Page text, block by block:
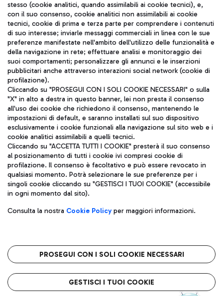
TRAVEL JOURNAL
ITA
Aeroporti di Roma S.p.A. - Società soggetta a direzione e
coordinamento di Mundys S.p.A.
Codice fiscale e Registro delle Imprese di Roma 13032990155 P.
IVA 06572251004
Capitale sociale 62.224.743,00 int. vers.
Sede legale: Via Pier Paolo Racchetti 1 - 00054 Fiumicino (RM)
telefono +39 06 65951
Privacy policy
Note legali
Roma FCO
L'aeroporto stellato
stesso (cookie analitici, quando assimilabili ai cookie tecnici), e,
con il suo consenso, cookie analitici non assimilabili ai cookie
tecnici, cookie di prima e terza parte per comprendere i contenuti
di suo interesse; inviarle messaggi commerciali in linea con le sue
preferenze manifestate nell'ambito dell'utilizzo delle funzionalità e
della navigazione in rete; effettuare analisi e monitoraggio dei
suoi comportamenti; personalizzare gli annunci e le inserzioni
pubblicitari anche attraverso interazioni social network (cookie di
profilazione).
Cliccando su "PROSEGUI CON I SOLI COOKIE NECESSARI" o sulla
"X" in alto a destra in questo banner, lei non presta il consenso
all'uso dei cookie che richiedono il consenso, mantenendo le
impostazioni di default, e saranno installati sul suo dispositivo
esclusivamente i cookie funzionali alla navigazione sul sito web e i
cookie analitici assimilabili a quelli tecnici.
Cliccando su "ACCETTA TUTTI I COOKIE" presterà il suo consenso
al posizionamento di tutti i cookie ivi compresi cookie di
profilazione. Il consenso è facoltativo e può essere revocato in
qualsiasi momento. Potrà selezionare le sue preferenze per i
singoli cookie cliccando su "GESTISCI I TUOI COOKIE" (accessibile
in ogni momento dal sito).
Consulta la nostra Cookie Policyper maggiori informazioni.
PROSEGUI CON I SOLI COOKIE NECESSARI
GESTISCI I TUOI COOKIE